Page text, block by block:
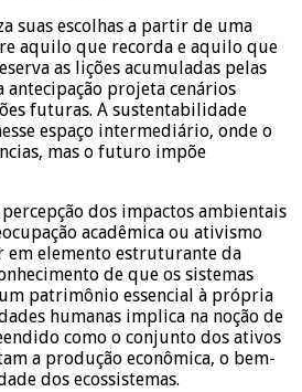
suas escolhas a partir de uma
aquilo que recorda e aquilo que
as lições acumuladas pelas
antecipação projeta cenários
futuras. A sustentabilidade
espaço intermediário, onde o
mas o futuro impõe
dos impactos ambientais
acadêmica ou ativismo
em elemento estruturante da
de que os sistemas
patrimônio essencial à própria
humanas implica na noção de
como o conjunto dos ativos
a produção econômica, o bem-
dos ecossistemas.